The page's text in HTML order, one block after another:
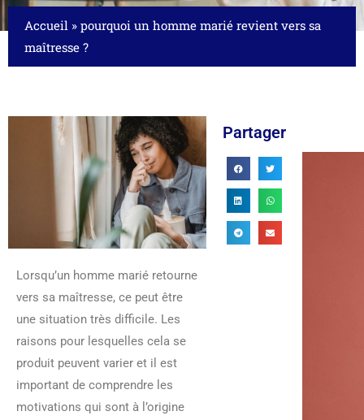
Accueil » pourquoi un homme marié revient vers sa
maîtresse ?
Lorsqu’un homme marié retourne
vers sa maîtresse, ce peut être
une situation très difficile. Les
raisons pour lesquelles cela se
produit peuvent varier et il est
important de comprendre les
motivations qui sont à l’origine
Partager
ET...